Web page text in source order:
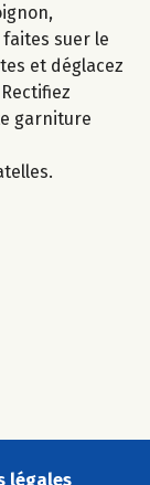
suer le
et déglacez
garniture
légales